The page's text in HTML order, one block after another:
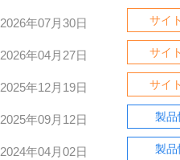
2026年07月30日 サイ
2026年04月27日 サイ
2025年12月19日 サイ
2025年09月12日 製品
2024年04月02日 製品